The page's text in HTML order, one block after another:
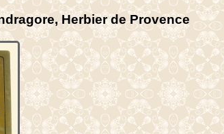
Herbier de Provence